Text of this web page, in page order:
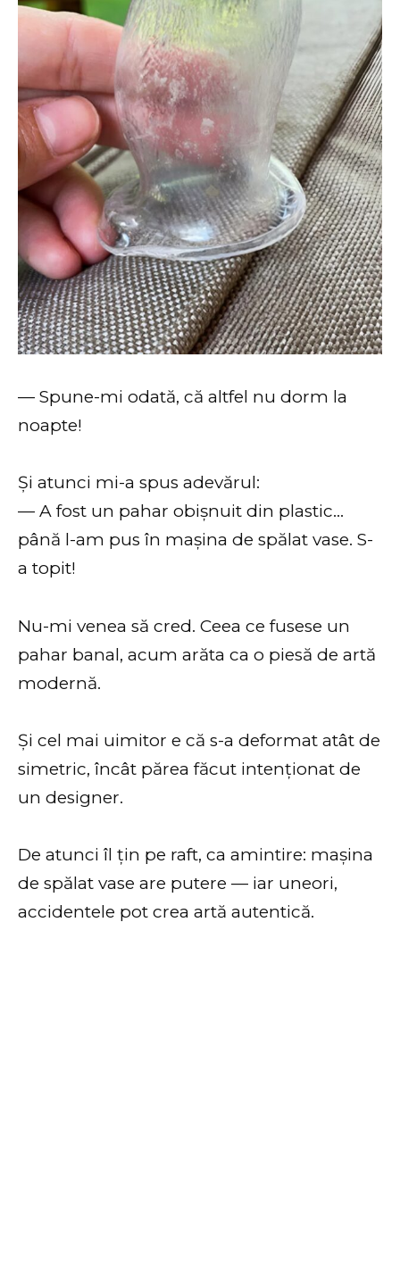
— Spune-mi odată, că altfel nu dorm la
noapte!
Și atunci mi-a spus adevărul:
— A fost un pahar obișnuit din plastic…
până l-am pus în mașina de spălat vase. S-
a topit!
Nu-mi venea să cred. Ceea ce fusese un
pahar banal, acum arăta ca o piesă de artă
modernă.
Și cel mai uimitor e că s-a deformat atât de
simetric, încât părea făcut intenționat de
un designer.
De atunci îl țin pe raft, ca amintire: mașina
de spălat vase are putere — iar uneori,
accidentele pot crea artă autentică.